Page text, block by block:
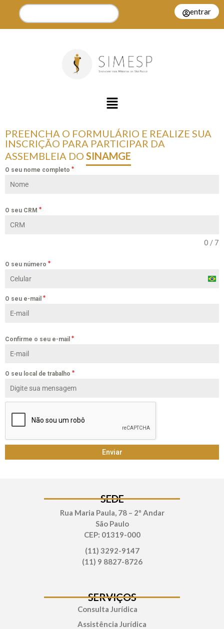
entrar
PREENCHA O FORMULÁRIO E REALIZE SUA
INSCRIÇÃO PARA PARTICIPAR DA
ASSEMBLEIA DO SINAMGE
O seu nome completo *
O seu CRM *
0 / 7
O seu número *
O seu e-mail *
Confirme o seu e-mail *
O seu local de trabalho *
Enviar
SEDE
Rua Maria Paula, 78 – 2º Andar
São Paulo
CEP: 01319-000
(11) 3292-9147
(11) 9 8827-8726
SERVIÇOS
Consulta Jurídica
Assistência Jurídica